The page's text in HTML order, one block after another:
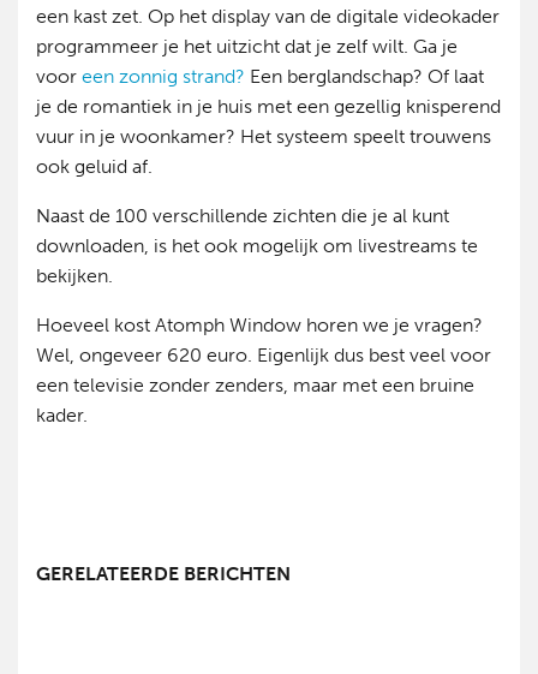
een kast zet. Op het display van de digitale videokader
programmeer je het uitzicht dat je zelf wilt. Ga je
voor een zonnig strand? Een berglandschap? Of laat
je de romantiek in je huis met een gezellig knisperend
vuur in je woonkamer? Het systeem speelt trouwens
ook geluid af.
Naast de 100 verschillende zichten die je al kunt
downloaden, is het ook mogelijk om livestreams te
bekijken.
Hoeveel kost Atomph Window horen we je vragen?
Wel, ongeveer 620 euro. Eigenlijk dus best veel voor
een televisie zonder zenders, maar met een bruine
kader.
GERELATEERDE BERICHTEN